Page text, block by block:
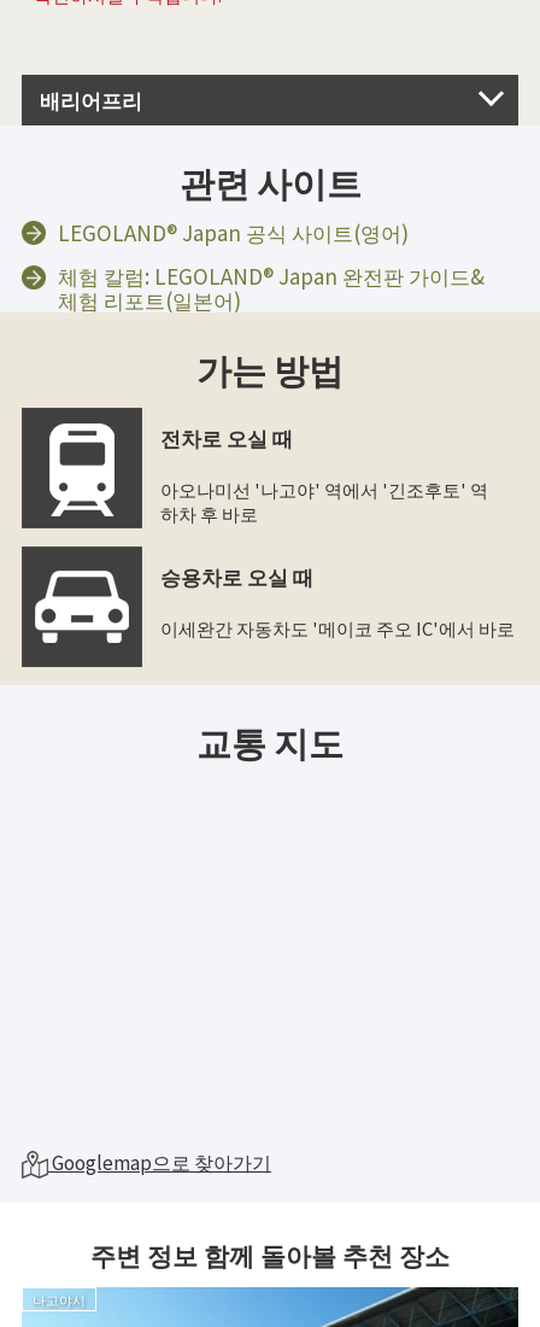
배리어프리
관련 사이트
LEGOLAND® Japan 공식 사이트(영어)
체험 칼럼: LEGOLAND® Japan 완전판 가이드&
체험 리포트(일본어)
가는 방법
전차로 오실 때
아오나미선 '나고야' 역에서 '긴조후토' 역
하차 후 바로
승용차로 오실 때
이세완간 자동차도 '메이코 주오 IC'에서 바로
교통 지도
Googlemap으로 찾아가기
주변 정보 함께 돌아볼 추천 장소
나고야시